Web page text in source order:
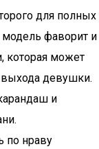
для полных
фаворит и
которая может
выхода девушки.
и
по нраву